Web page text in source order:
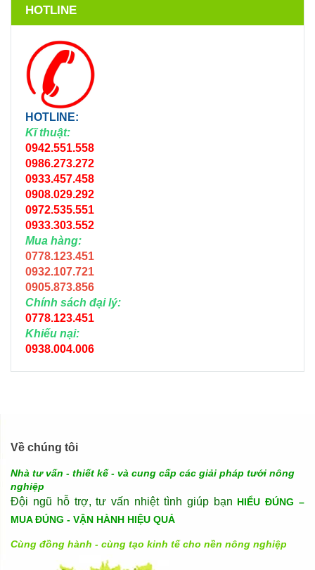
HOTLINE
HOTLINE:
Kĩ thuật:
0942.551.558
0986.273.272
0933.457.458
0908.029.292
0972.535.551
0933.303.552
Mua hàng:
0778.123.451
0932.107.721
0905.873.856
Chính sách đại lý:
0778.123.451
Khiếu nại:
0938.004.006
Về chúng tôi
Nhà tư vấn - thiết kế - và cung cấp các giải pháp tưới nông
nghiệp
Đội ngũ hỗ trợ, tư vấn nhiệt tình giúp bạn HIỂU ĐÚNG –
MUA ĐÚNG - VẬN HÀNH HIỆU QUẢ
Cùng đồng hành - cùng tạo kinh tế cho nền nông nghiệp